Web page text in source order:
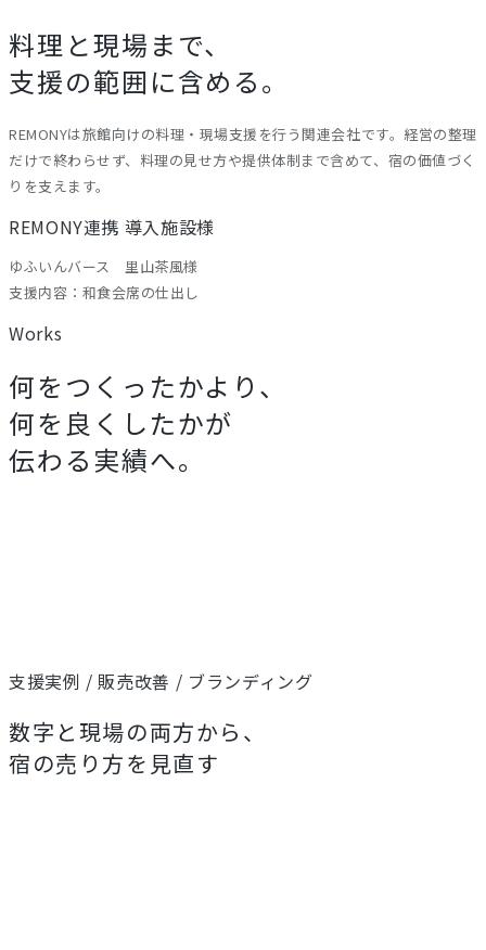
料理と現場まで、
支援の範囲に含める。
REMONYは旅館向けの料理・現場支援を行う関連会社です。経営の整理
だけで終わらせず、料理の見せ方や提供体制まで含めて、宿の価値づく
りを支えます。
REMONY連携 導入施設様
ゆふいんバース 里山茶風様
支援内容：和食会席の仕出し
Works
何をつくったかより、
何を良くしたかが
伝わる実績へ。
支援実例 / 販売改善 / ブランディング
数字と現場の両方から、
宿の売り方を見直す